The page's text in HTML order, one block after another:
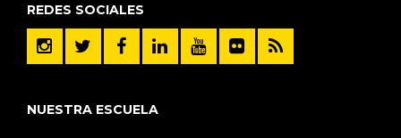
REDES SOCIALES
NUESTRA ESCUELA